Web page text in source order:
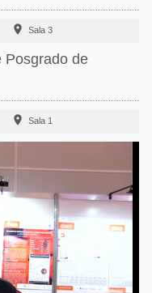
 Sala 3
Posgrado de
 Sala 1